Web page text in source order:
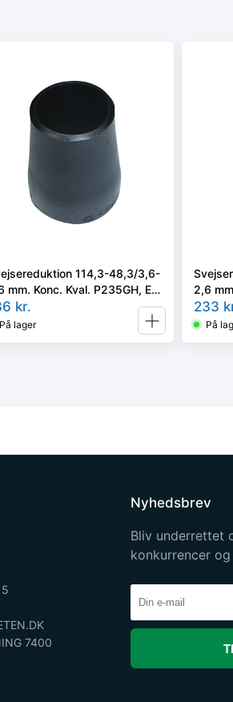
114,3-48,3/3,6-
mm. Konc. Kval. P235GH, EN
2/rk2 type B
kr.
På lager
2,6
233
På
7400
Nyhedsbrev
Bliv underrettet
konkurrencer og